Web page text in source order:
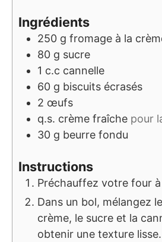
Ingrédients
250 g fromage à la
80 g sucre
1 c.c cannelle
60 g biscuits écrasés
2 œufs
q.s. crème fraîche pour
30 g beurre fondu
Instructions
Préchauffez votre four à
Dans un bol, mélangez
crème, le sucre et la
obtenir une texture lisse.